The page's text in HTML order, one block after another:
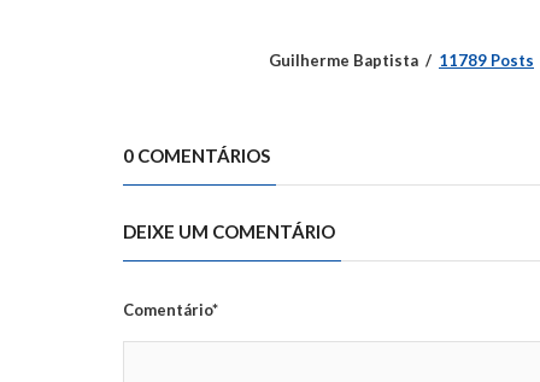
Guilherme Baptista 11789 Posts
0 COMENTÁRIOS
DEIXE UM COMENTÁRIO
Comentário*